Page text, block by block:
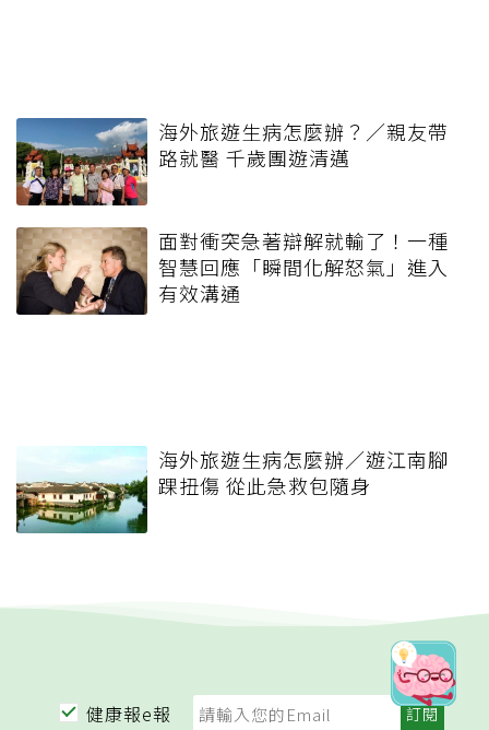
海外旅遊生病怎麼辦？／親友帶
路就醫 千歲團遊清邁
面對衝突急著辯解就輸了！一種
智慧回應「瞬間化解怒氣」進入
有效溝通
海外旅遊生病怎麼辦／遊江南腳
踝扭傷 從此急救包隨身
健康報e報